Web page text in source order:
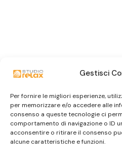
Gestisci
Per fornire le migliori esperienze,
per memorizzare e/o accedere alle
consenso a queste tecnologie ci
comportamento di navigazione o ID
acconsentire o ritirare il consenso
alcune caratteristiche e funzioni.